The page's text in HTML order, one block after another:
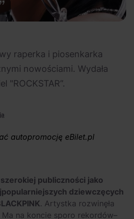
inicjatywą eBilet
jednoczącą fanów
04.08.2026
raperka i piosenkarka
nowościami. Wydała
"ROCKSTAR”.
autopromocję eBilet.pl
szerokiej publiczności jako
dziewczęcych
. Artystka rozwinęła
na koncie sporo rekordów–